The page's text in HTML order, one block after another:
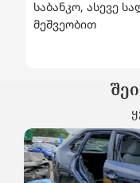
საბანკო, ასევე
მეშვეობით